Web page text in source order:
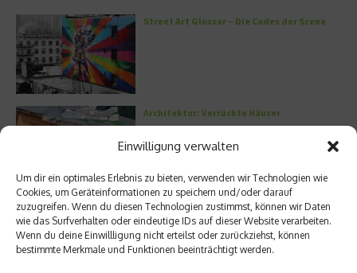
Einwilligung verwalten
Um dir ein optimales Erlebnis zu bieten, verwenden wir Technologien wie
Cookies, um Geräteinformationen zu speichern und/oder darauf
zuzugreifen. Wenn du diesen Technologien zustimmst, können wir Daten
wie das Surfverhalten oder eindeutige IDs auf dieser Website verarbeiten.
Wenn du deine Einwillligung nicht erteilst oder zurückziehst, können
bestimmte Merkmale und Funktionen beeinträchtigt werden.
Street Art Glossar – Die Codes der Szene
Architektur: Verrückte Häuser
Kann man Hunde vegan ernähren?